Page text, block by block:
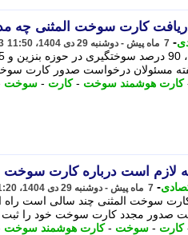
کارت سوخت المثنی چه
- 7 ماه پیش - دوشنبه 29 دی 1404، 11:50
مسئولان درخواست صدور کارت
کارت هوشمند سوخت -کارت - سوخت
لازم است درباره کارت سوخت
- 7 ماه پیش - دوشنبه 29 دی 1404، 11:20
سوخت المثنی چند سالی است راه
مجدد کارت سوخت خود را ثبت کنند. -
کارت - سوخت -کارت هوشمند سوخت